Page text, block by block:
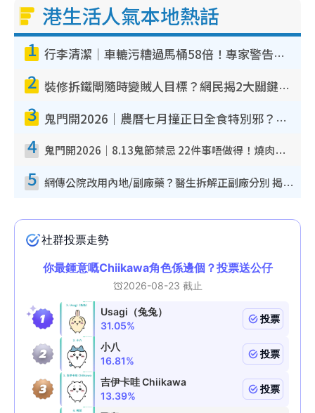
港生活人氣本地熱話
1 行李清潔｜車轆污糟過馬桶58倍！專家警告忌用酒精抹 教1招免污手除菌
2 裝修拆鐵閘隨時變賊人目標？網民揭2大關鍵用途：裝新式等於白裝？附新舊鐵閘分別
3 鬼門開2026｜農曆七月撞正日全食特別邪？專家警告切忌做一事！揭4大禁忌+2招保平安
4 鬼門開2026｜8.13鬼節禁忌 22件事唔做得！燒肉、刺身要少食？半夜勿吹口哨/打呢個電話
5 網傳公院改用內地/副廠藥？醫生拆解正副廠分別 揭4類人換藥隨時出事